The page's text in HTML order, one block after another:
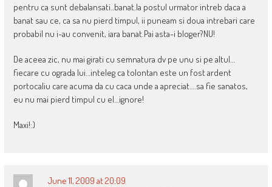
pentru ca sunt debalansati..banat.la postul urmator intreb daca a
banat sau ce, ca sa nu pierd timpul, ii puneam si doua intrebari care
probabil nu i-au convenit, iara banat.Pai asta-i bloger?NU!
De aceea zic, nu mai girati cu semnatura dv pe unu si pe altul…
fiecare cu ograda lui…inteleg ca tolontan este un fost ardent
portocaliu care acuma da cu caca unde a apreciat….sa fie sanatos,
eu nu mai pierd timpul cu el…ignore!
Maxi!:)
June 11, 2009 at 20:09